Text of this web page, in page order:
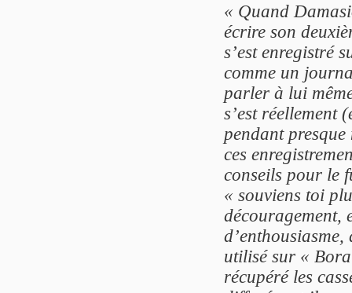
« Quand
écrire son
s’est enregistré
comme un
parler à lui
s’est réellement
pendant
ces
conseils pour le
« souviens toi
découragement,
utilisé sur «
récupéré les